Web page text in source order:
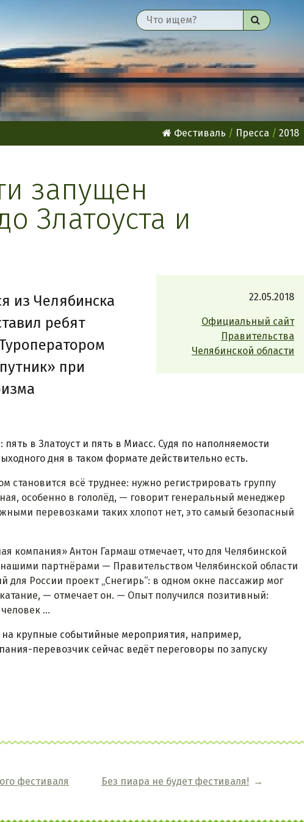
Найти
Фестиваль Пресса 2018
запущен
Златоуста и
22.05.2018
Официальный сайт
Правительства
Челябинской области
из Челябинска
ребят
при
в Златоуст и пять в Миасс. Судя по наполняемости
дня в таком формате действительно есть.
всё труднее: нужно регистрировать группу
особенно в гололёд, — говорит генеральный менеджер
перевозками таких хлопот нет, это самый безопасный
компания» Антон Гармаш отмечает, что для Челябинской
партнёрами — Правительством Челябинской области
России проект „Снегирь“: в одном окне пассажир мог
— отмечает он. — Опыт получился позитивный:
...
крупные событийные мероприятия, например,
перевозчик сейчас ведёт переговоры по запуску
фестиваля Без пиара не будет фестиваля! →